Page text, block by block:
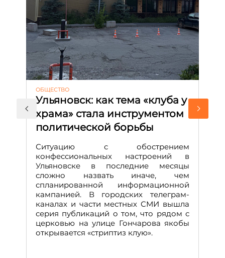
ОБЩЕСТВО
Ульяновск: как тема «клуба у
храма» стала инструментом
политической борьбы
Ситуацию с обострением
конфессиональных настроений в
Ульяновске в последние месяцы
сложно назвать иначе, чем
спланированной информационной
кампанией. В городских телеграм-
каналах и части местных СМИ вышла
серия публикаций о том, что рядом с
церковью на улице Гончарова якобы
открывается «стриптиз клую».